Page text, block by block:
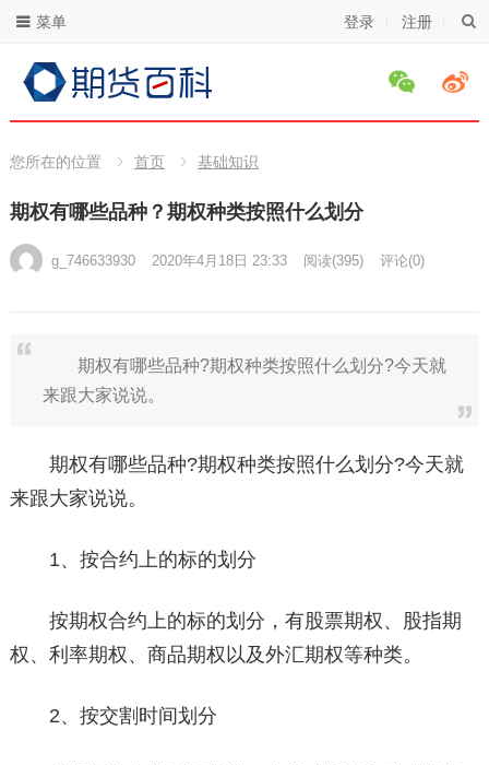
登录 注册
菜单
您所在的位置 首页 基础知识
期权有哪些品种？期权种类按照什么划分
g_746633930 2020年4月18日 23:33 阅读(395) 评论(0)
期权有哪些品种?期权种类按照什么划分?今天就
来跟大家说说。
期权有哪些品种?期权种类按照什么划分?今天就
来跟大家说说。
1、按合约上的标的划分
按期权合约上的标的划分，有股票期权、股指期
权、利率期权、商品期权以及外汇期权等种类。
2、按交割时间划分